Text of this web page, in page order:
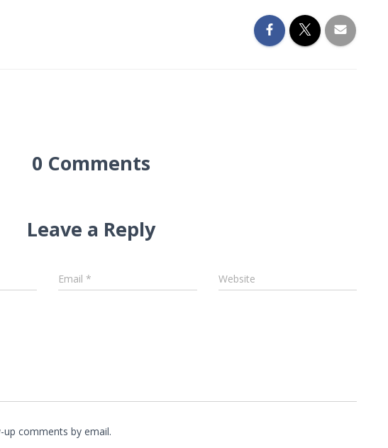
0 Comments
Leave a Reply
Email * Website
comments by email.